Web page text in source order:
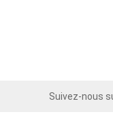
Suivez-nous